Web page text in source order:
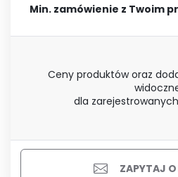
Min. zamówienie z Twoim
Ceny produktów oraz
dla
ZAPYTAJ